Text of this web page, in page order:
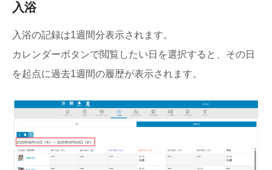
入浴
入浴の記録は1週間分表示されます。
カレンダーボタンで閲覧したい日を選択すると、その日
を起点に過去1週間の履歴が表示されます。